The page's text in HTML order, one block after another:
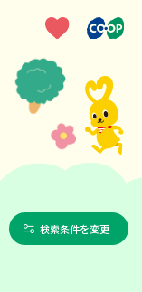
検索条件を変更